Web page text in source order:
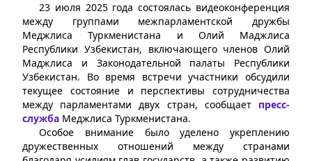
23 июля 2025 года состоялась видеоконференция
между группами межпарламентской дружбы
Меджлиса Туркменистана и Олий Маджлиса
Республики Узбекистан, включающего членов Олий
Маджлиса и Законодательной палаты Республики
Узбекистан. Во время встречи участники обсудили
текущее состояние и перспективы сотрудничества
между парламентами двух стран, сообщает пресс-
служба Меджлиса Туркменистана.
Особое внимание было уделено укреплению
дружественных отношений между странами